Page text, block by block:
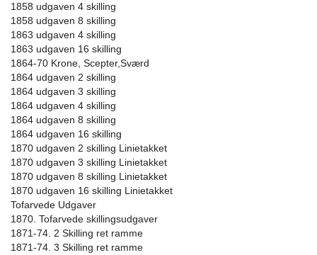
1858 udgaven 4 skilling
1858 udgaven 8 skilling
1863 udgaven 4 skilling
1863 udgaven 16 skilling
1864-70 Krone, Scepter,Sværd
1864 udgaven 2 skilling
1864 udgaven 3 skilling
1864 udgaven 4 skilling
1864 udgaven 8 skilling
1864 udgaven 16 skilling
1870 udgaven 2 skilling Linietakket
1870 udgaven 3 skilling Linietakket
1870 udgaven 8 skilling Linietakket
1870 udgaven 16 skilling Linietakket
Tofarvede Udgaver
1870. Tofarvede skillingsudgaver
1871-74. 2 Skilling ret ramme
1871-74. 3 Skilling ret ramme